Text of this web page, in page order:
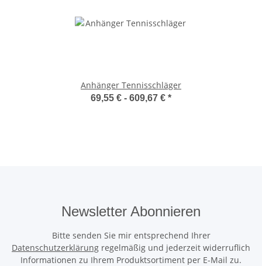
Anhänger Tennisschläger
69,55 € - 609,67 € *
Newsletter Abonnieren
Bitte senden Sie mir entsprechend Ihrer
Datenschutzerklärung regelmäßig und jederzeit widerruflich
Informationen zu Ihrem Produktsortiment per E-Mail zu.